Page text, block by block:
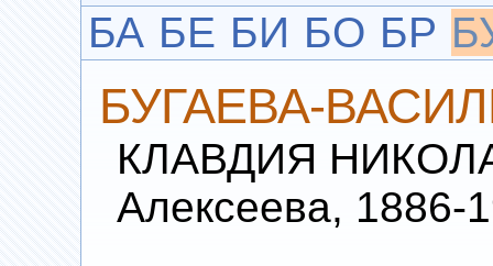
БА БЕ БИ БО БР
БУГАЕВА-
КЛАВДИЯ
Алексеева, 1886-